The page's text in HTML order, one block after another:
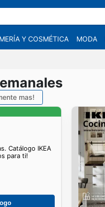
Y COSMÉTICA MODA
mas!
Catálogo IKEA
para ti!